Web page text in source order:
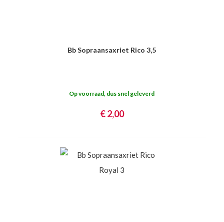
Bb Sopraansaxriet Rico 3,5
Op voorraad, dus snel geleverd
€ 2,00